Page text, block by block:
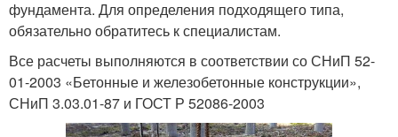
фундамента. Для определения подходящего типа,
обязательно обратитесь к специалистам.
Все расчеты выполняются в соответствии со СНиП 52-
01-2003 «Бетонные и железобетонные конструкции»,
СНиП 3.03.01-87 и ГОСТ Р 52086-2003